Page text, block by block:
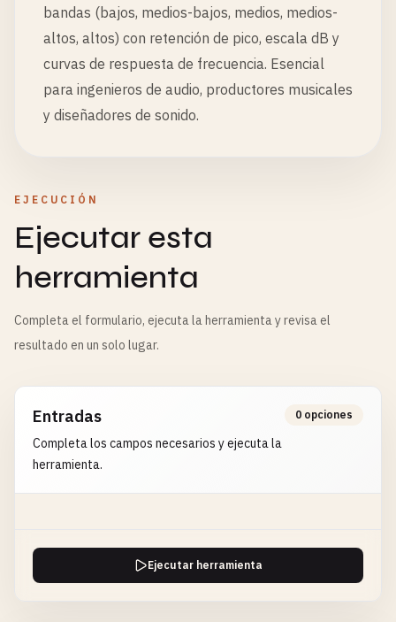
bandas (bajos, medios-bajos, medios, medios-
altos, altos) con retención de pico, escala dB y
curvas de respuesta de frecuencia. Esencial
para ingenieros de audio, productores musicales
y diseñadores de sonido.
EJECUCIÓN
Ejecutar esta
herramienta
Completa el formulario, ejecuta la herramienta y revisa el
resultado en un solo lugar.
Entradas
Completa los campos necesarios y ejecuta la
herramienta.
0 opciones
Ejecutar herramienta